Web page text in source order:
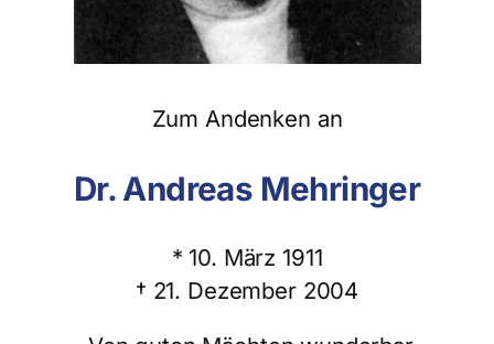
Zum Andenken an
Dr. Andreas Mehringer
* 10. März 1911
† 21. Dezember 2004